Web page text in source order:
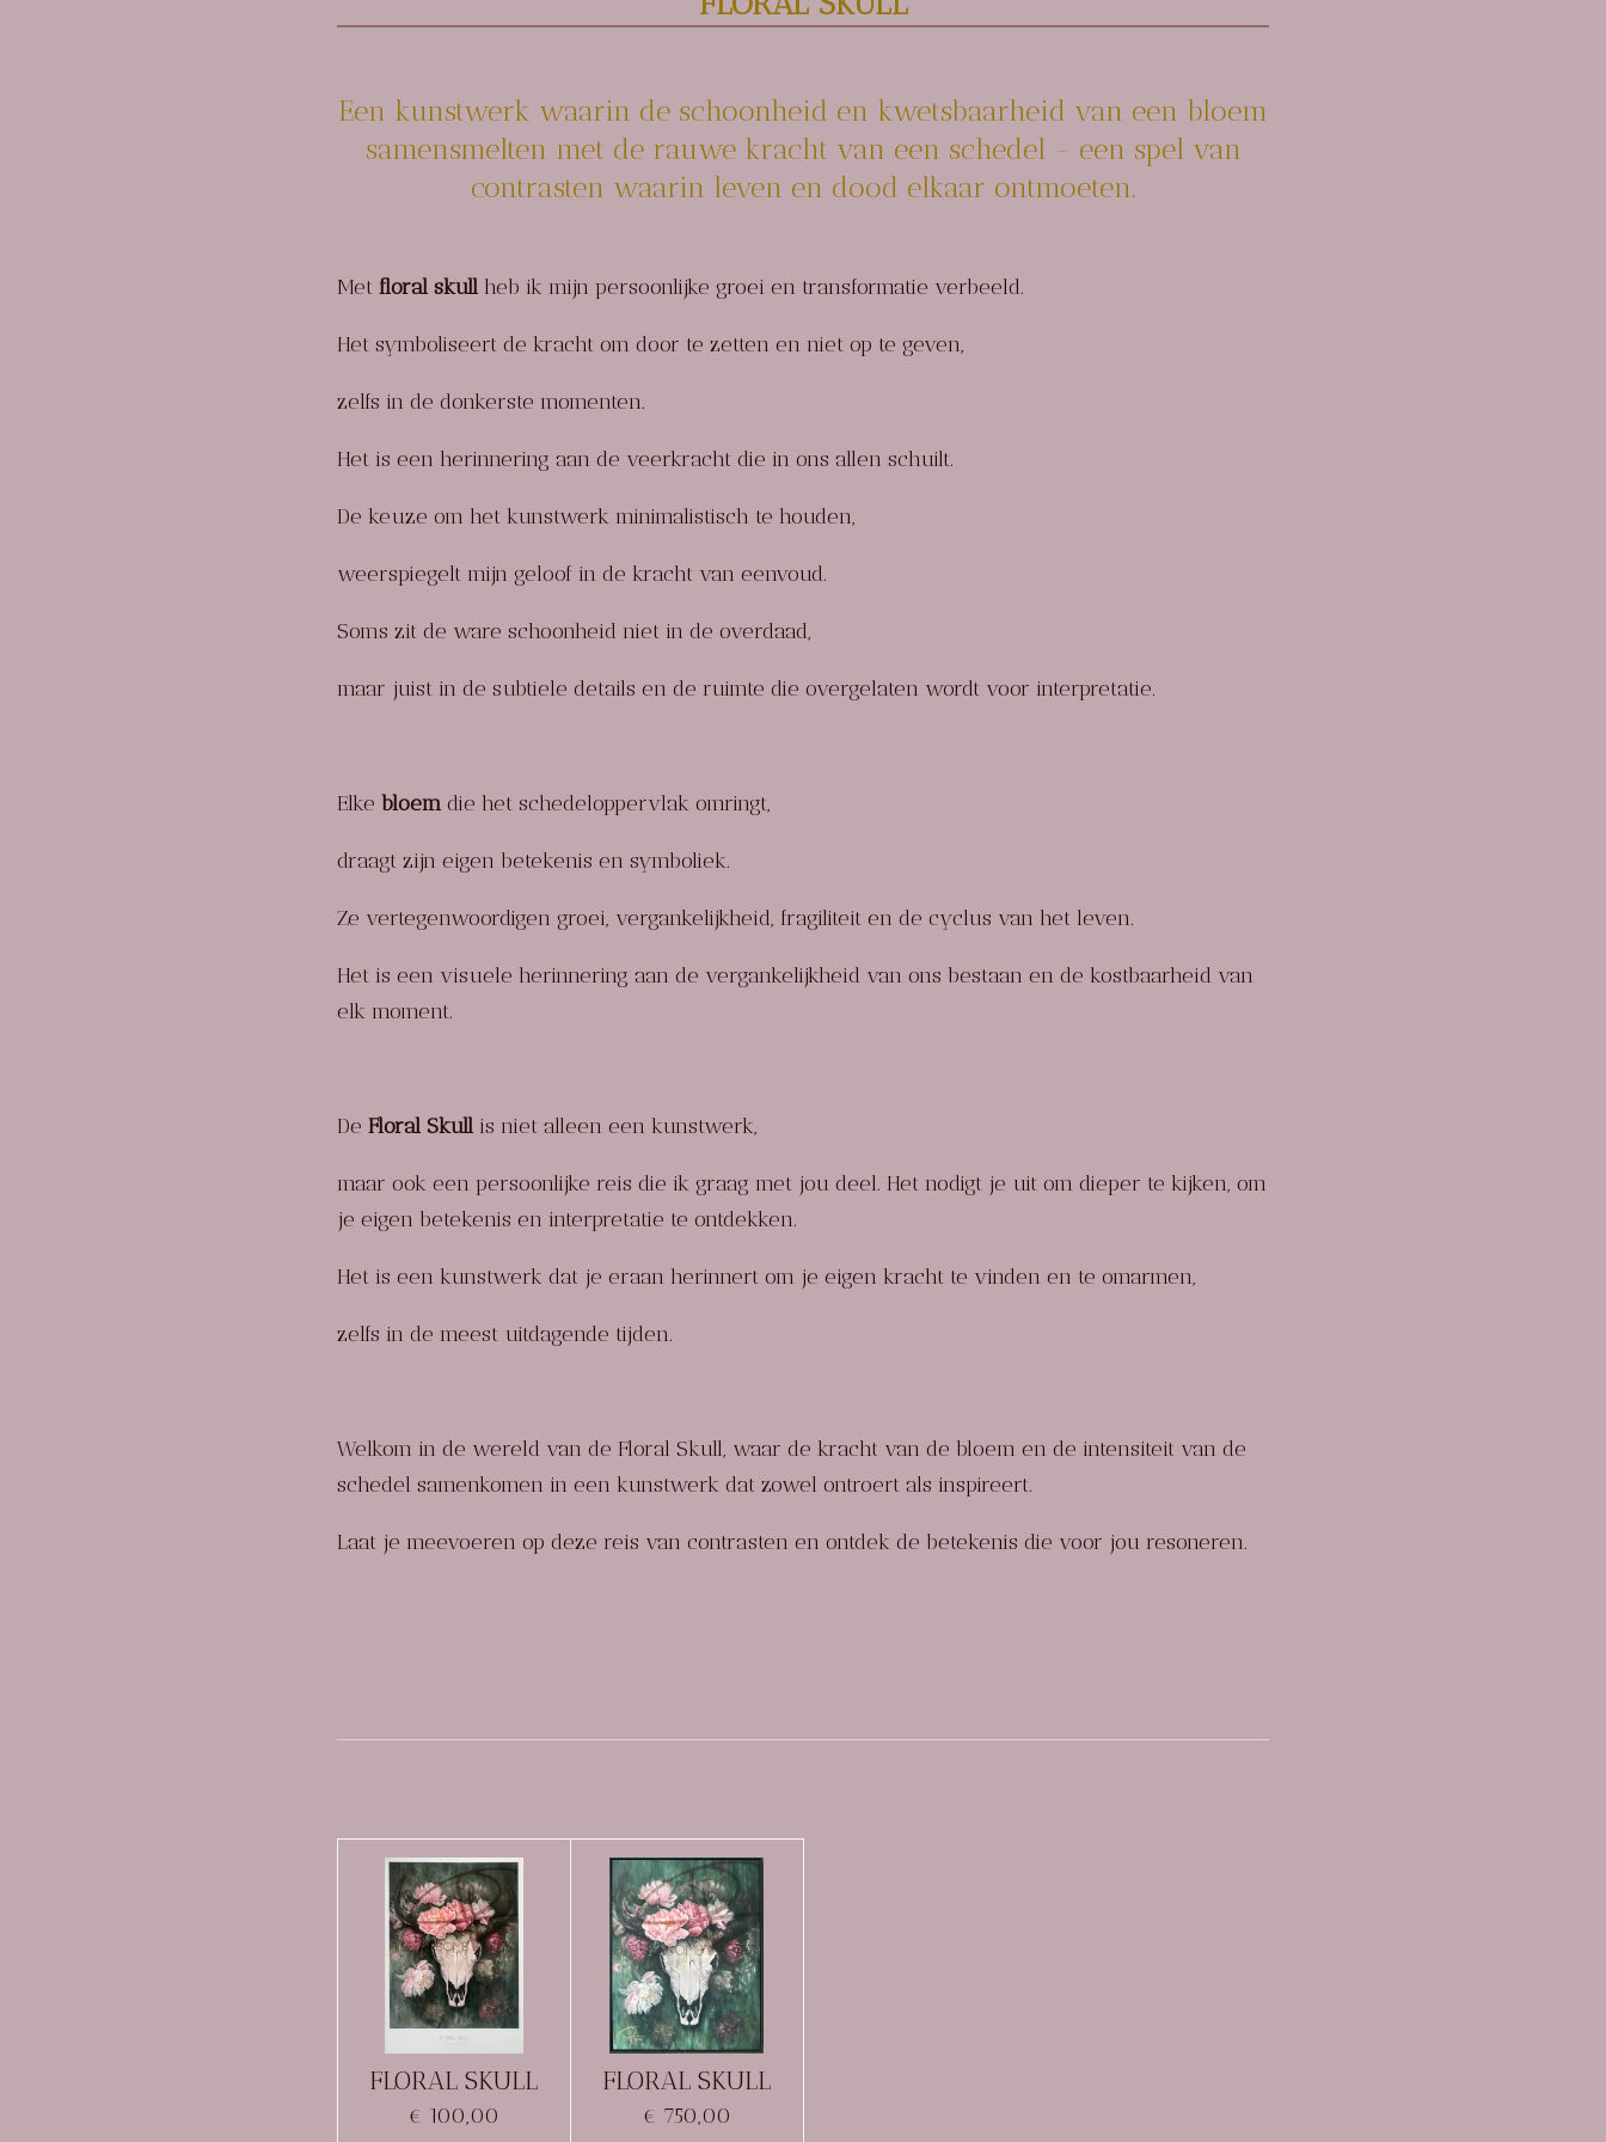
Een kunstwerk waarin de schoonheid en kwetsbaarheid van een bloem
samensmelten met de rauwe kracht van een schedel - een spel van
contrasten waarin leven en dood elkaar ontmoeten.
Met floral skull heb ik mijn persoonlijke groei en transformatie verbeeld.
Het symboliseert de kracht om door te zetten en niet op te geven,
zelfs in de donkerste momenten.
Het is een herinnering aan de veerkracht die in ons allen schuilt.
De keuze om het kunstwerk minimalistisch te houden,
weerspiegelt mijn geloof in de kracht van eenvoud.
Soms zit de ware schoonheid niet in de overdaad,
maar juist in de subtiele details en de ruimte die overgelaten wordt voor interpretatie.
Elke bloem die het schedeloppervlak omringt,
draagt zijn eigen betekenis en symboliek.
Ze vertegenwoordigen groei, vergankelijkheid, fragiliteit en de cyclus van het leven.
Het is een visuele herinnering aan de vergankelijkheid van ons bestaan en de kostbaarheid van
elk moment.
De Floral Skull is niet alleen een kunstwerk,
maar ook een persoonlijke reis die ik graag met jou deel. Het nodigt je uit om dieper te kijken, om
je eigen betekenis en interpretatie te ontdekken.
Het is een kunstwerk dat je eraan herinnert om je eigen kracht te vinden en te omarmen,
zelfs in de meest uitdagende tijden.
Welkom in de wereld van de Floral Skull, waar de kracht van de bloem en de intensiteit van de
schedel samenkomen in een kunstwerk dat zowel ontroert als inspireert.
Laat je meevoeren op deze reis van contrasten en ontdek de betekenis die voor jou resoneren.
FLORAL SKULL
€ 100,00
FLORAL SKULL
€ 750,00